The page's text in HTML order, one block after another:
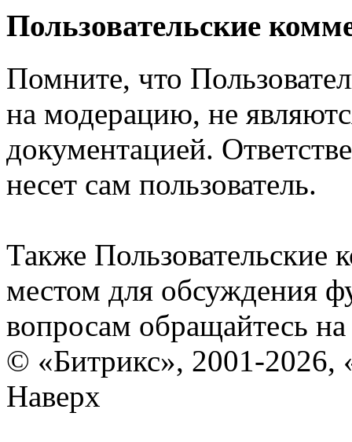
Пользовательские
Помните, что
на модерацию, не
документацией.
несет сам пользователь.
Также Пользовательские
местом для обсуждения
вопросам обращайтесь
© «Битрикс», 2001-2026,
Наверх